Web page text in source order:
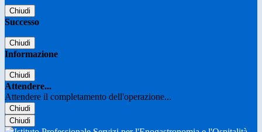
Chiudi
Successo
Chiudi
Informazione
Chiudi
Attendere...
Attendere il completamento dell'operazione...
Chiudi
Chiudi